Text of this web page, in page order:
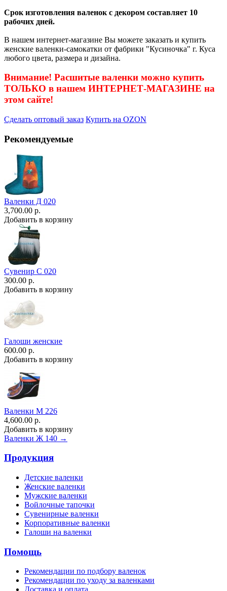
Срок изготовления валенок с декором составляет 10
рабочих дней.
В нашем интернет-магазине Вы можете заказать и купить
женские валенки-самокатки от фабрики "Кусиночка" г. Куса
любого цвета, размера и дизайна.
Внимание! Расшитые валенки можно купить
ТОЛЬКО в нашем ИНТЕРНЕТ-МАГАЗИНЕ на
этом сайте!
Сделать оптовый заказ Купить на OZON
Рекомендуемые
Валенки Д 020
3,700.00 р.
Добавить в корзину
Сувенир С 020
300.00 р.
Добавить в корзину
Галоши женские
600.00 р.
Добавить в корзину
Валенки М 226
4,600.00 р.
Добавить в корзину
Валенки Ж 140 →
Продукция
Детские валенки
Женские валенки
Мужские валенки
Войлочные тапочки
Сувенирные валенки
Корпоративные валенки
Галоши на валенки
Помощь
Рекомендации по подбору валенок
Рекомендации по уходу за валенками